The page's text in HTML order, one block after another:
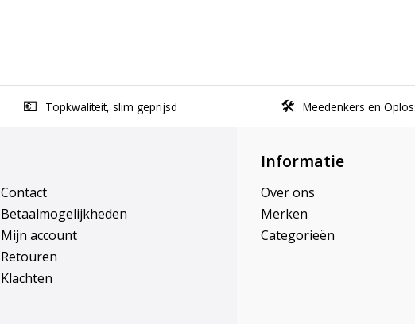
Topkwaliteit, slim geprijsd Meedenkers en
Contact
Betaalmogelijkheden
Mijn account
Retouren
Klachten
Informatie
Over ons
Merken
Categorieën